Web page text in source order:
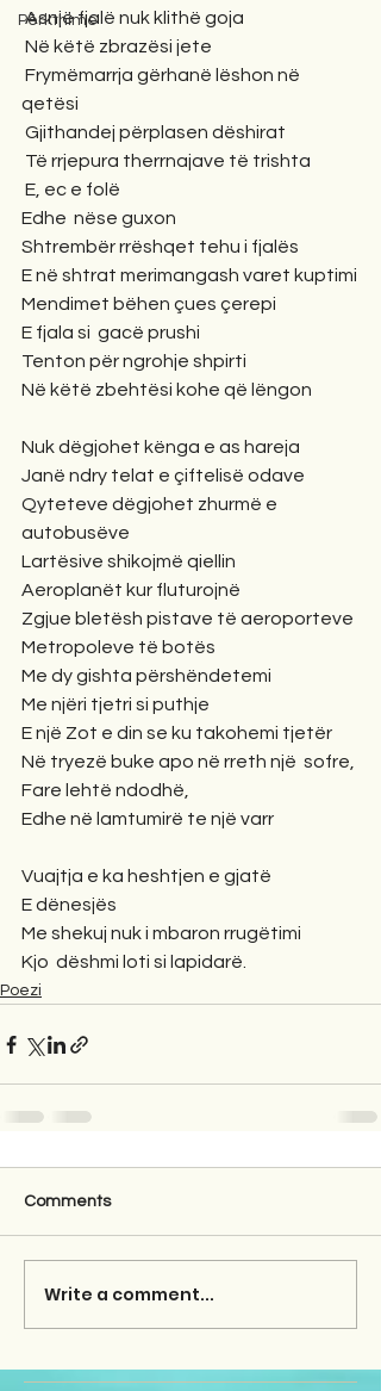
Përkthime
Asnjë fjalë nuk klithë goja
Në këtë zbrazësi jete
Frymëmarrja gërhanë lëshon në
qetësi
Gjithandej përplasen dëshirat
Të rrjepura therrnajave të trishta
E, ec e folë
Edhe  nëse guxon
Shtrembër rrëshqet tehu i fjalës
E në shtrat merimangash varet kuptimi
Mendimet bëhen çues çerepi
E fjala si  gacë prushi
Tenton për ngrohje shpirti
Në këtë zbehtësi kohe që lëngon
Nuk dëgjohet kënga e as hareja
Janë ndry telat e çiftelisë odave
Qyteteve dëgjohet zhurmë e
autobusëve
Lartësive shikojmë qiellin
Aeroplanët kur fluturojnë
Zgjue bletësh pistave të aeroporteve
Metropoleve të botës
Me dy gishta përshëndetemi
Me njëri tjetri si puthje
E një Zot e din se ku takohemi tjetër
Në tryezë buke apo në rreth një  sofre,
Fare lehtë ndodhë,
Edhe në lamtumirë te një varr
Vuajtja e ka heshtjen e gjatë
E dënesjës
Me shekuj nuk i mbaron rrugëtimi
Kjo  dëshmi loti si lapidarë.
Poezi
Comments
Write a comment...